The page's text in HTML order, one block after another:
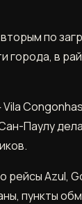
по
города, в
Паулу
Azul,
пункты